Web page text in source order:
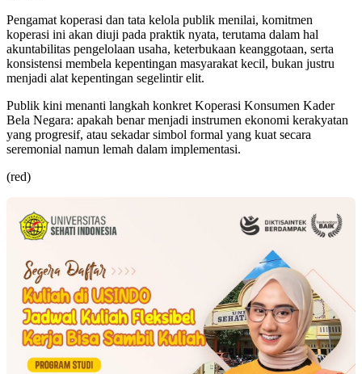
Pengamat koperasi dan tata kelola publik menilai, komitmen
koperasi ini akan diuji pada praktik nyata, terutama dalam hal
akuntabilitas pengelolaan usaha, keterbukaan keanggotaan, serta
konsistensi membela kepentingan masyarakat kecil, bukan justru
menjadi alat kepentingan segelintir elit.
Publik kini menanti langkah konkret Koperasi Konsumen Kader
Bela Negara: apakah benar menjadi instrumen ekonomi kerakyatan
yang progresif, atau sekadar simbol formal yang kuat secara
seremonial namun lemah dalam implementasi.
(red)